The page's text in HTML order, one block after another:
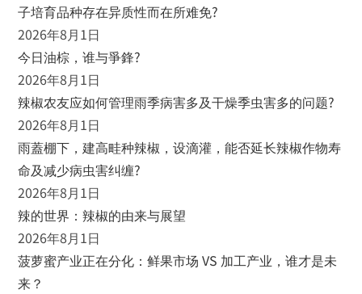
子培育品种存在异质性而在所难免?
2026年8月1日
今日油棕，谁与爭鋒?
2026年8月1日
辣椒农友应如何管理雨季病害多及干燥季虫害多的问题?
2026年8月1日
雨蓋棚下，建高畦种辣椒，设滴灌，能否延长辣椒作物寿
命及减少病虫害纠缠?
2026年8月1日
辣的世界：辣椒的由来与展望
2026年8月1日
菠萝蜜产业正在分化：鲜果市场 VS 加工产业，谁才是未
来？